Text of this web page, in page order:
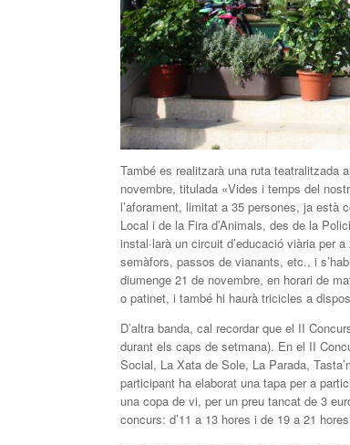
També es realitzarà una ruta teatralitzada
novembre, titulada «Vides i temps del
l’aforament, limitat a 35 persones, ja està
Local i de la Fira d’Animals, des de la
instal·larà un circuit d’educació viària
semàfors, passos de vianants, etc., i
diumenge 21 de novembre, en horari de
o patinet, i també hi haurà tricicles a
D’altra banda, cal recordar que el II
durant els caps de setmana). En el II
Social, La Xata de Sole, La Parada,
participant ha elaborat una tapa per a
una copa de vi, per un preu tancat de 3
concurs: d’11 a 13 hores i de 19 a 21